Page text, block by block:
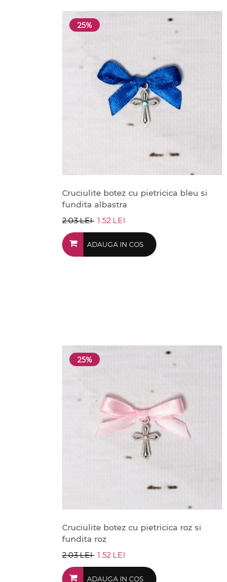
25%
Cruciulite botez cu pietricica bleu si
fundita albastra
2.03 LEI 1.52 LEI
ADAUGA IN COS
25%
Cruciulite botez cu pietricica roz si
fundita roz
2.03 LEI 1.52 LEI
ADAUGA IN COS